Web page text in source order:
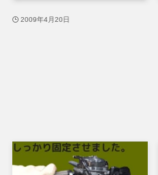
2009年4月20日